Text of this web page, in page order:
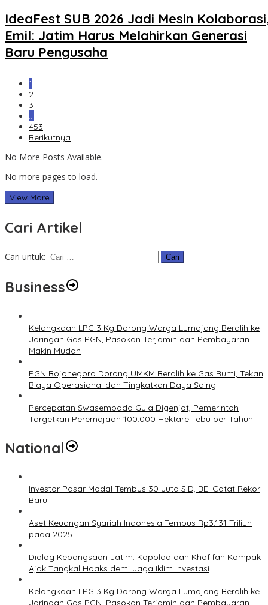
IdeaFest SUB 2026 Jadi Mesin
Emil: Jatim Harus Melahirkan Generasi
Baru Pengusaha
1
2
3
…
453
Berikutnya
No More Posts Available.
No more pages to load.
View More
Cari Artikel
Cari untuk:
Business
Kelangkaan LPG 3 Kg Dorong Warga Lumajang Beralih ke
Jaringan Gas PGN, Pasokan Terjamin dan Pembayaran
Makin Mudah
PGN Bojonegoro Dorong UMKM Beralih ke Gas Bumi, Tekan
Biaya Operasional dan Tingkatkan Daya Saing
Percepatan Swasembada Gula Digenjot, Pemerintah
Targetkan Peremajaan 100.000 Hektare Tebu per Tahun
National
Investor Pasar Modal Tembus 30 Juta SID, BEI Catat Rekor
Baru
Aset Keuangan Syariah Indonesia Tembus Rp3.131 Triliun
pada 2025
Dialog Kebangsaan Jatim: Kapolda dan Khofifah Kompak
Ajak Tangkal Hoaks demi Jaga Iklim Investasi
Kelangkaan LPG 3 Kg Dorong Warga Lumajang Beralih ke
Jaringan Gas PGN, Pasokan Terjamin dan Pembayaran